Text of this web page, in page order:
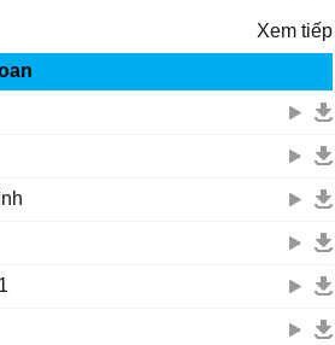
Xem tiếp